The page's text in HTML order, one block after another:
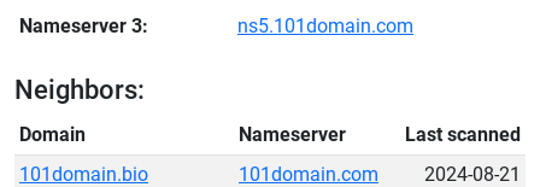
Nameserver 3:
ns5.101domain.com
Neighbors:
Domain Nameserver
Last scanned
101domain.bio
101domain.com
2024-08-21